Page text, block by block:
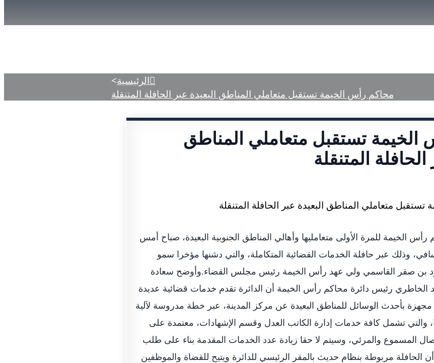
الرئيسية>
محاكم رأس الخيمة تستقبل متعاملي المناطق البعيدة عبر الحافلة المتنقلة
تستقبل متعاملي المناطق
المتنقلة
الخيمة للمرة الأولى متعامليها وأهالي المناطق الجنوبية البعيدة، صباح أمس
وذلك عبر حافلة الخدمات القضائية المتكاملة، والتي دشنها مؤخرا سمو
بن صقر القاسمي ولي عهد رأس الخيمة رئيس مجلس القضاء.وأوضح سعادة
الخاطري رئيس دائرة محاكم رأس الخيمة أن الدائرة تقدم خدمات قضائية عديدة
بأحدث الوسائل للمناطق البعيدة عن مركز المدينة، عبر خطة مدروسة لآلية
والتي تشمل كافة خدمات إدارة الكاتب العدل وقسم الإشهادات، معتمدة على
المسموع والمرئي، وسيتم لا حقا زيادة عدد الخدمات المقدمة بناء على طلب
الحافلة مربوطة بنظام حديث بالمقر الرئيسي للدائرة ويتيح للقضاة والموظفين